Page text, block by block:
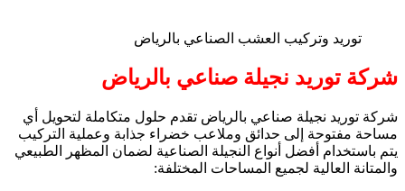
توريد وتركيب العشب الصناعي بالرياض
شركة توريد نجيلة صناعي بالرياض
شركة توريد نجيلة صناعي بالرياض تقدم حلول متكاملة لتحويل أي
مساحة مفتوحة إلى حدائق وملاعب خضراء جذابة وعملية التركيب
يتم باستخدام أفضل أنواع النجيلة الصناعية لضمان المظهر الطبيعي
والمتانة العالية لجميع المساحات المختلفة: